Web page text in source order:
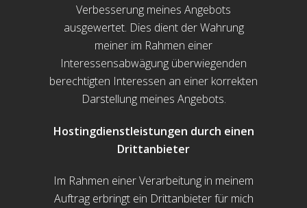
Verbesserung meines Angebots
ausgewertet. Dies dient der Wahrung
meiner im Rahmen einer
Interessensabwägung überwiegenden
berechtigten Interessen an einer korrekten
Darstellung meines Angebots.
Hostingdienstleistungen durch einen
Drittanbieter
Im Rahmen einer Verarbeitung in meinem
Auftrag erbringt ein Drittanbieter für mich